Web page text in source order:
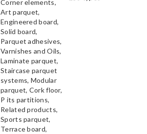
Corner elements,
Art parquet,
Engineered board,
Solid board,
Parquet adhesives,
Varnishes and Oils,
Laminate parquet,
Staircase parquet
systems, Modular
parquet, Cork floor,
P its partitions,
Related products,
Sports parquet,
Terrace board,